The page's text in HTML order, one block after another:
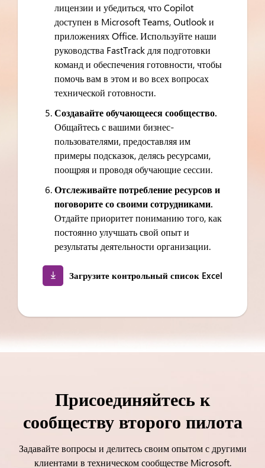
лицензии и убедиться, что Copilot
доступен в Microsoft Teams, Outlook и
приложениях Office. Используйте наши
руководства FastTrack для подготовки
команд и обеспечения готовности, чтобы
помочь вам в этом и во всех вопросах
технической готовности.
Создавайте обучающееся сообщество.
Общайтесь с вашими бизнес-
пользователями, предоставляя им
примеры подсказок, делясь ресурсами,
поощряя и проводя обучающие сессии.
Отслеживайте потребление ресурсов и
поговорите со своими сотрудниками.
Отдайте приоритет пониманию того, как
постоянно улучшать свой опыт и
результаты деятельности организации.
Загрузите контрольный список Excel
Присоединяйтесь к
сообществу второго пилота
Задавайте вопросы и делитесь своим опытом с другими
клиентами в техническом сообществе Microsoft.